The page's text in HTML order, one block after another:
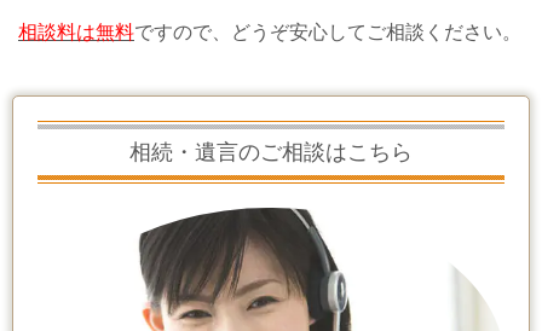
相談料は無料ですので、どうぞ安心してご相談ください。
相続・遺言のご相談はこちら